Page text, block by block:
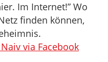
Im Internet!” Wo
finden können,
via Facebook